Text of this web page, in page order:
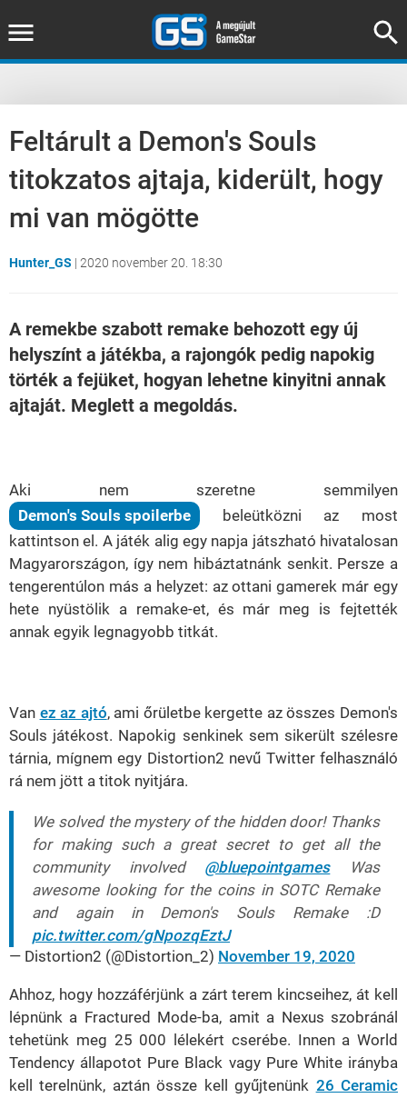
Feltárult a Demon's Souls
titokzatos ajtaja, kiderült, hogy
mi van mögötte
Hunter_GS | 2020 november 20. 18:30
A remekbe szabott remake behozott egy új
helyszínt a játékba, a rajongók pedig napokig
törték a fejüket, hogyan lehetne kinyitni annak
ajtaját. Meglett a megoldás.
Aki nem szeretne semmilyen
Demon's Souls spoilerbe
beleütközni az most
kattintson el. A játék alig egy napja játszható hivatalosan
Magyarországon, így nem hibáztatnánk senkit. Persze a
tengerentúlon más a helyzet: az ottani gamerek már egy
hete nyüstölik a remake-et, és már meg is fejtették
annak egyik legnagyobb titkát.
Van ez az ajtó, ami őrületbe kergette az összes Demon's
Souls játékost. Napokig senkinek sem sikerült szélesre
tárnia, mígnem egy Distortion2 nevű Twitter felhasználó
rá nem jött a titok nyitjára.
We solved the mystery of the hidden door! Thanks
for making such a great secret to get all the
community involved @bluepointgamesWas
awesome looking for the coins in SOTC Remake
and again in Demon's Souls Remake :D
pic.twitter.com/gNpozqEztJ
— Distortion2 (@Distortion_2) November 19, 2020
Ahhoz, hogy hozzáférjünk a zárt terem kincseihez, át kell
lépnünk a Fractured Mode-ba, amit a Nexus szobránál
tehetünk meg 25 000 lélekért cserébe. Innen a World
Tendency állapotot Pure Black vagy Pure White irányba
kell terelnünk, aztán össze kell gyűjtenünk 26 Ceramic